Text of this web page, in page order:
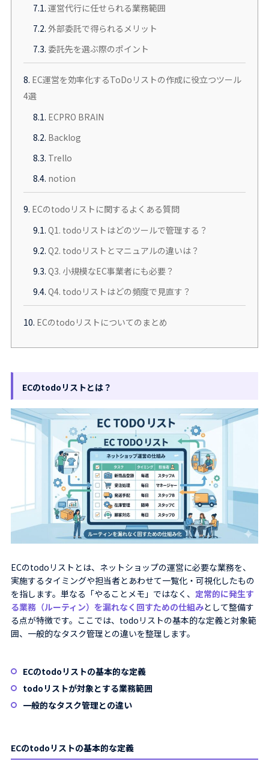
7.1. 運営代行に任せられる業務範囲
7.2. 外部委託で得られるメリット
7.3. 委託先を選ぶ際のポイント
8. EC運営を効率化するToDoリストの作成に役立つツール
4選
8.1. ECPRO BRAIN
8.2. Backlog
8.3. Trello
8.4. notion
9. ECのtodoリストに関するよくある質問
9.1. Q1. todoリストはどのツールで管理する？
9.2. Q2. todoリストとマニュアルの違いは？
9.3. Q3. 小規模なEC事業者にも必要？
9.4. Q4. todoリストはどの頻度で見直す？
10. ECのtodoリストについてのまとめ
ECのtodoリストとは？
ECのtodoリストとは、ネットショップの運営に必要な業務を、
実施するタイミングや担当者とあわせて一覧化・可視化したもの
を指します。単なる「やることメモ」ではなく、 定常的に発生す
る業務（ルーティン）を漏れなく回すための仕組みとして整備す
る点が特徴です。ここでは、todoリストの基本的な定義と対象範
囲、一般的なタスク管理との違いを整理します。
ECのtodoリストの基本的な定義
todoリストが対象とする業務範囲
一般的なタスク管理との違い
ECのtodoリストの基本的な定義